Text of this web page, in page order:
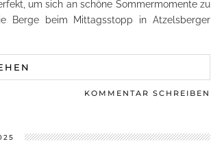
um sich an schöne Sommermomente zu
Berge beim Mittagsstopp in Atzelsberger
KOMMENTAR SCHREIBEN